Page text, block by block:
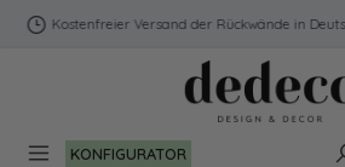
Zum Hauptinhalt springen
Kostenfreier Versand der Rückwände in
KONFIGURATOR